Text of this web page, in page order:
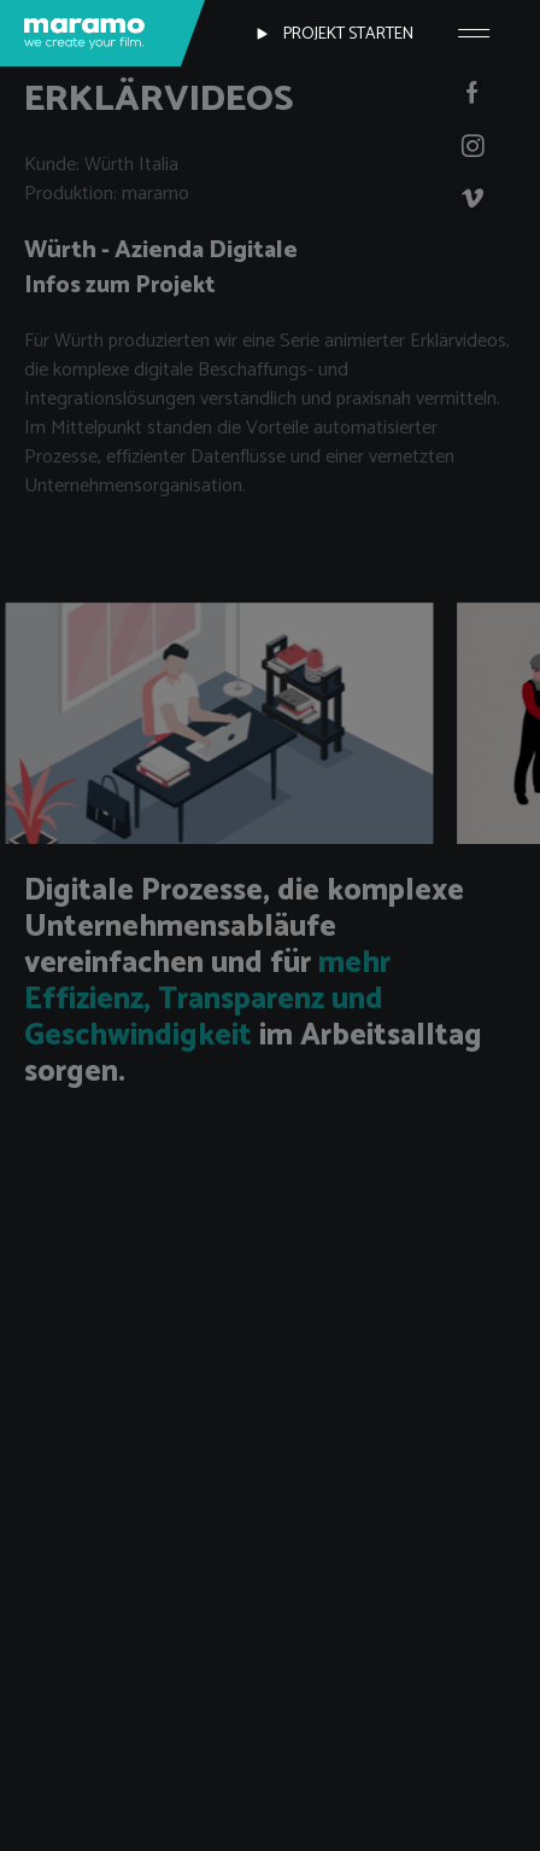
PROJEKT STARTEN
ERKLÄRVIDEOS
Kunde: Würth Italia
Produktion: maramo
Würth - Azienda Digitale
Infos zum Projekt
Für Würth produzierten wir eine Serie animierter Erklärvideos,
die komplexe digitale Beschaffungs- und
Integrationslösungen verständlich und praxisnah vermitteln.
Im Mittelpunkt standen die Vorteile automatisierter
Prozesse, effizienter Datenflüsse und einer vernetzten
Unternehmensorganisation.
Digitale Prozesse, die komplexe
Unternehmensabläufe
vereinfachen und fürmehr
Effizienz, Transparenz und
Geschwindigkeitim Arbeitsalltag
sorgen.